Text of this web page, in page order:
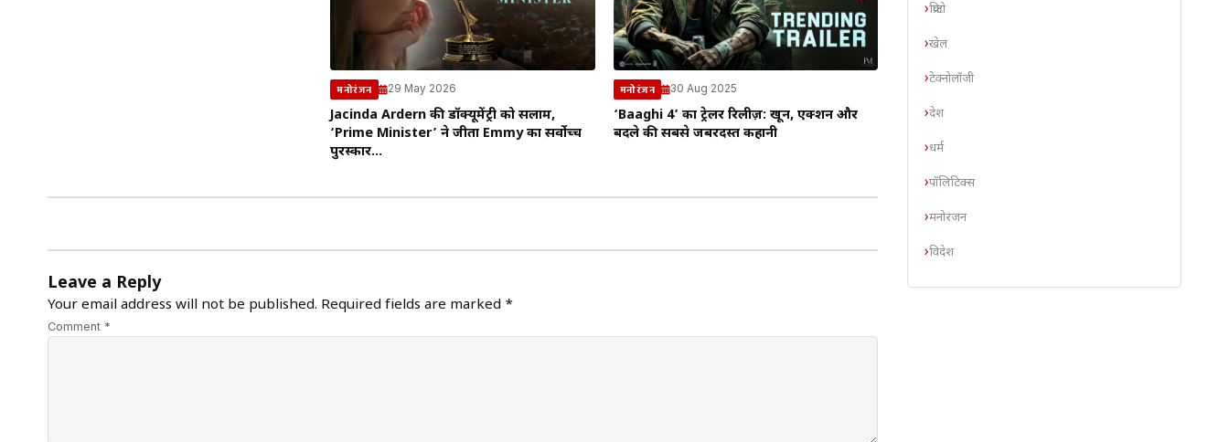
मनोरंजन 29 May 2026
Jacinda Ardern की डॉक्यूमेंट्री को सलाम,
‘Prime Minister’ ने जीता Emmy का सर्वोच्च
पुरस्कार…
मनोरंजन 30 Aug 2025
‘Baaghi 4’ का ट्रेलर रिलीज़: खून, एक्शन और
बदले की सबसे जबरदस्त कहानी
Leave a Reply
Your email address will not be published. Required fields are marked *
Comment *
क्रिप्टो
खेल
टेक्नोलॉजी
देश
धर्म
पॉलिटिक्स
मनोरंजन
विदेश